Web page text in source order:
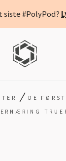
siste #PolyPod?
/ DE